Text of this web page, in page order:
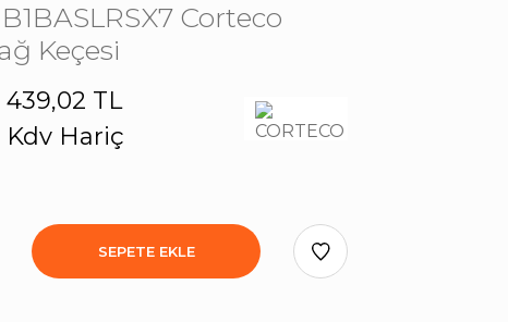
B1BASLRSX7 Corteco
Keçesi
439,02 TL
Kdv Hariç
SEPETE EKLE